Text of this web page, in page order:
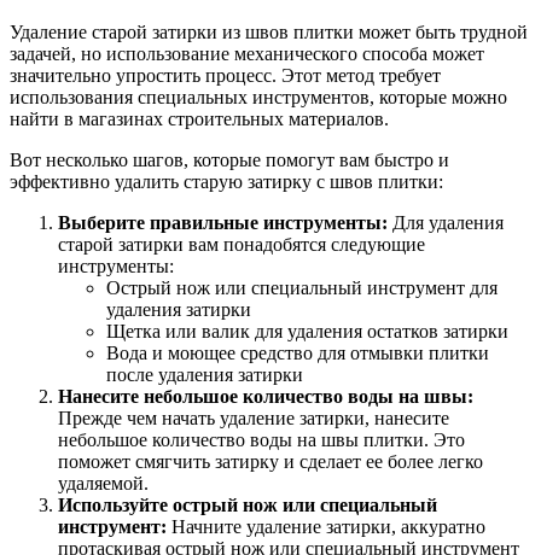
Удаление старой затирки из швов плитки может быть трудной
задачей, но использование механического способа может
значительно упростить процесс. Этот метод требует
использования специальных инструментов, которые можно
найти в магазинах строительных материалов.
Вот несколько шагов, которые помогут вам быстро и
эффективно удалить старую затирку с швов плитки:
Выберите правильные инструменты: Для удаления
старой затирки вам понадобятся следующие
инструменты:
Острый нож или специальный инструмент для
удаления затирки
Щетка или валик для удаления остатков затирки
Вода и моющее средство для отмывки плитки
после удаления затирки
Нанесите небольшое количество воды на швы:
Прежде чем начать удаление затирки, нанесите
небольшое количество воды на швы плитки. Это
поможет смягчить затирку и сделает ее более легко
удаляемой.
Используйте острый нож или специальный
инструмент: Начните удаление затирки, аккуратно
протаскивая острый нож или специальный инструмент